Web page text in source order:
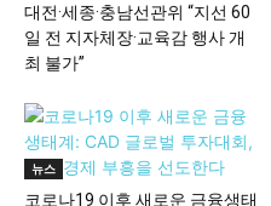
대전·세종·충남선관위 “지선 60
일 전 지자체장·교육감 행사 개
최 불가”
뉴스
코로나19 이후 새로운 금융생태